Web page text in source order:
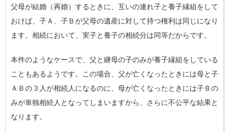
父母が結婚（再婚）するときに、互いの連れ子と養子縁組をして
おけば、子Ａ、子Ｂが父母の遺産に対して持つ権利は同じになり
ます。相続において、実子と養子の相続分は同等だからです。
本件のようなケースで、父と継母の子のみが養子縁組をしている
こともあるようです。この場合、父が亡くなったときには母と子
ＡＢの３人が相続人になるのに、母が亡くなったときには子Ｂの
みが単独相続人となってしまいますから、さらに不公平な結果と
なります。